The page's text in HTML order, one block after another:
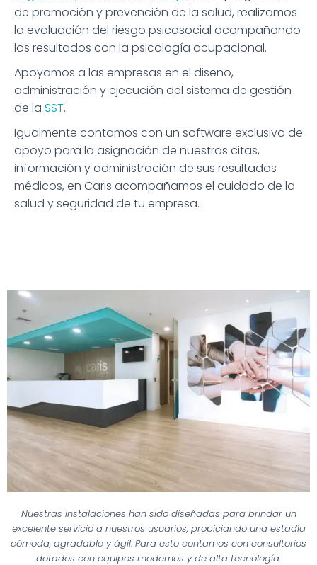
de promoción y prevención de la salud, realizamos
la evaluación del riesgo psicosocial acompañando
los resultados con la psicología ocupacional.
Apoyamos a las empresas en el diseño,
administración y ejecución del sistema de gestión
de la SST.
Igualmente contamos con un software exclusivo de
apoyo para la asignación de nuestras citas,
información y administración de sus resultados
médicos, en Caris acompañamos el cuidado de la
salud y seguridad de tu empresa.
Nuestras instalaciones han sido diseñadas para brindar un
excelente servicio a nuestros usuarios, propiciando una estadía
cómoda, agradable y ágil. Para esto contamos con consultorios
dotados con equipos modernos y de alta tecnología.